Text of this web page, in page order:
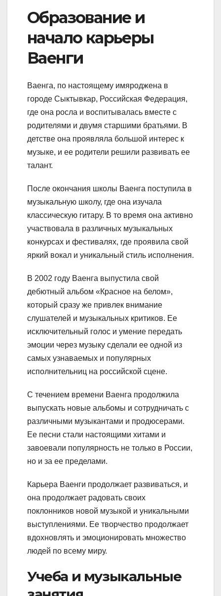
Образование и
начало карьеры
Ваенги
Ваенга, по настоящему имяроджена в
городе Сыктывкар, Российская Федерация,
где она росла и воспитывалась вместе с
родителями и двумя старшими братьями. В
детстве она проявляла большой интерес к
музыке, и ее родители решили развивать ее
талант.
После окончания школы Ваенга поступила в
музыкальную школу, где она изучала
классическую гитару. В то время она активно
участвовала в различных музыкальных
конкурсах и фестивалях, где проявила свой
яркий вокал и уникальный стиль исполнения.
В 2002 году Ваенга выпустила свой
дебютный альбом «Красное на белом»,
который сразу же привлек внимание
слушателей и музыкальных критиков. Ее
исключительный голос и умение передать
эмоции через музыку сделали ее одной из
самых узнаваемых и популярных
исполнительниц на российской сцене.
С течением времени Ваенга продолжила
выпускать новые альбомы и сотрудничать с
различными музыкантами и продюсерами.
Ее песни стали настоящими хитами и
завоевали популярность не только в России,
но и за ее пределами.
Карьера Ваенги продолжает развиваться, и
она продолжает радовать своих
поклонников новой музыкой и уникальными
выступлениями. Ее творчество продолжает
вдохновлять и эмоционировать множество
людей по всему миру.
Учеба и музыкальные